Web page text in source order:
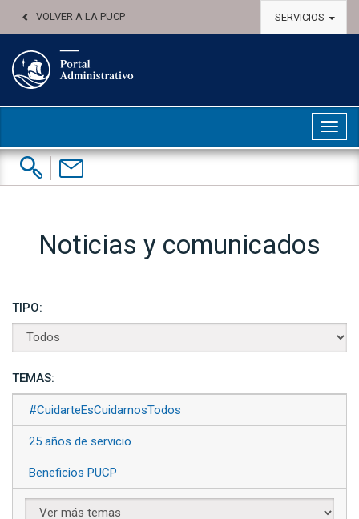
VOLVER A LA PUCP SERVICIOS
Buscar:
Contáctenos
Noticias y comunicados
TIPO:
TEMAS:
#CuidarteEsCuidarnosTodos
25 años de servicio
Beneficios PUCP